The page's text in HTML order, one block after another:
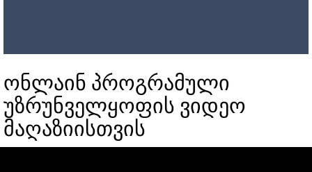
ონლაინ პროგრამული
უზრუნველყოფის ვიდეო
მაღაზიისთვის